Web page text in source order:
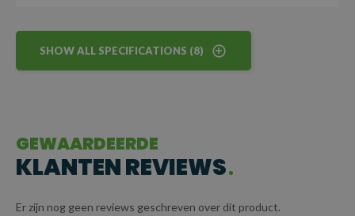
SHOW ALL SPECIFICATIONS (8)
GEWAARDEERDE
KLANTEN REVIEWS
Er zijn nog geen reviews geschreven over dit product.